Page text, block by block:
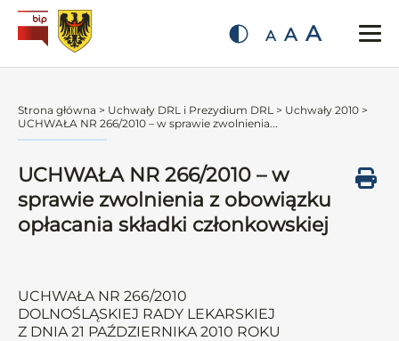
A A A
Strona główna > Uchwały DRL i Prezydium DRL > Uchwały 2010 >
UCHWAŁA NR 266/2010 – w sprawie zwolnienia...
UCHWAŁA NR 266/2010 – w
sprawie zwolnienia z obowiązku
opłacania składki członkowskiej
UCHWAŁA NR 266/2010
DOLNOŚLĄSKIEJ RADY LEKARSKIEJ
Z DNIA 21 PAŹDZIERNIKA 2010 ROKU